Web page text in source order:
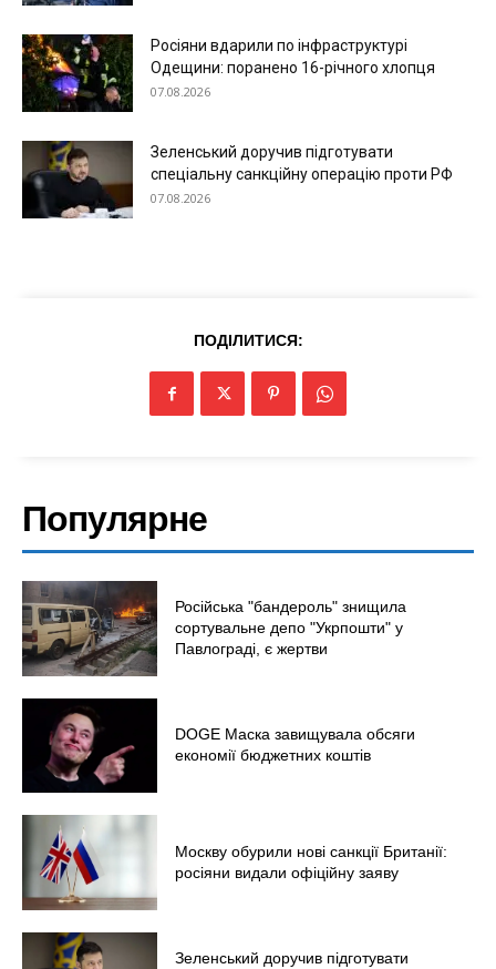
Україна
Економіка
Політика
Світ
Технології
Війна
Росіяни вдарили по інфраструктурі
Одещини: поранено 16-річного хлопця
07.08.2026
Зеленський доручив підготувати
спеціальну санкційну операцію проти РФ
07.08.2026
ПОДІЛИТИСЯ:
Популярне
Російська "бандероль" знищила
сортувальне депо "Укрпошти" у
Павлограді, є жертви
DOGE Маска завищувала обсяги
економії бюджетних коштів
Москву обурили нові санкції Британії:
росіяни видали офіційну заяву
Зеленський доручив підготувати